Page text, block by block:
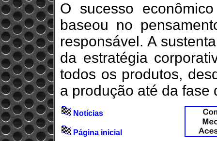
O sucesso
baseou no
responsável. A
da estratégia
todos os produtos,
a produção até da fase
Notícias
Página inicial